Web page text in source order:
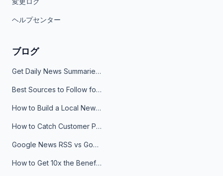
ヘルプセンター
ブログ
Get Daily News Summaries About Any Topic in Telegram, Discord, Slack, and Email
Best Sources to Follow for Crypto News in Your Reader (2026)
How to Build a Local News Hub That Updates Itself
How to Catch Customer Problems Before They Become Support Tickets
Google News RSS vs Google Alerts: Which Is Better for News Monitoring?
How to Get 10x the Benefits of Google Alerts